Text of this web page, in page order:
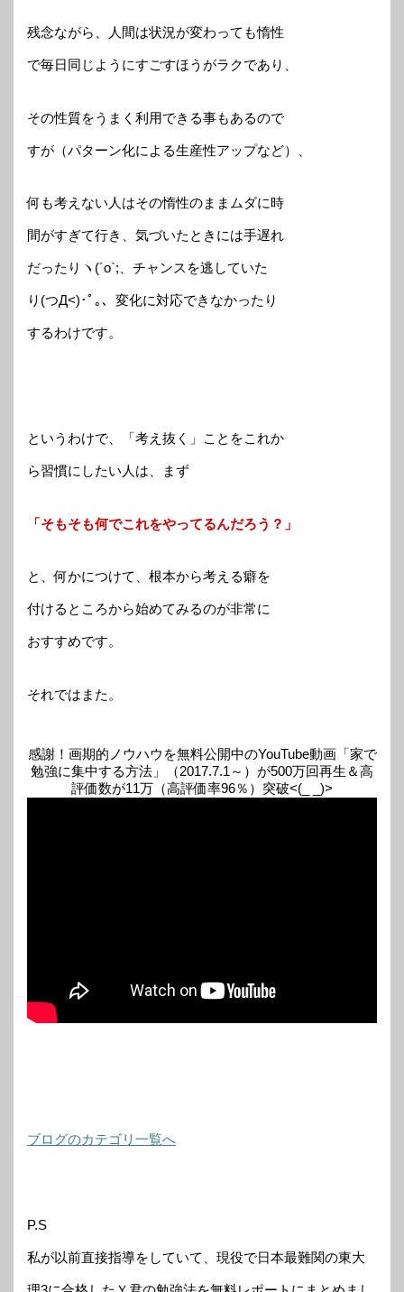
残念ながら、人間は状況が変わっても惰性
で毎日同じようにすごすほうがラクであり、
その性質をうまく利用できる事もあるので
すが（パターン化による生産性アップなど）、
何も考えない人はその惰性のままムダに時
間がすぎて行き、気づいたときには手遅れ
だったりヽ(´o`;、チャンスを逃していた
り(つД<)･ﾟ｡、変化に対応できなかったり
するわけです。
というわけで、「考え抜く」ことをこれか
ら習慣にしたい人は、まず
「そもそも何でこれをやってるんだろう？」
と、何かにつけて、根本から考える癖を
付けるところから始めてみるのが非常に
おすすめです。
それではまた。
感謝！画期的ノウハウを無料公開中のYouTube動画「家で
勉強に集中する方法」（2017.7.1～）が500万回再生＆高
評価数が11万（高評価率96％）突破<(_ _)>
ブログのカテゴリ一覧へ
P.S
私が以前直接指導をしていて、現役で日本最難関の東大